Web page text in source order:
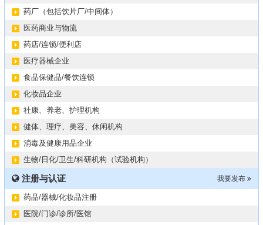
药厂（包括饮片厂/中间体）
医药商业与物流
药店/连锁/便利店
医疗器械企业
食品保健品/餐饮连锁
化妆品企业
社康、养老、护理机构
健体、理疗、美容、休闲机构
消毒及健康用品企业
生物/日化/卫生/科研机构（试验机构）
我要发布
注册与认证
药品/器械/化妆品注册
医院/门诊/诊所/医馆